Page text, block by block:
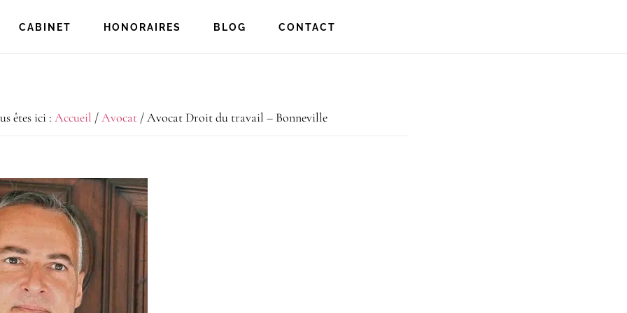
CABINET HONORAIRES BLOG CONTACT
êtes ici : Accueil /Avocat /Avocat Droit du travail – Bonneville